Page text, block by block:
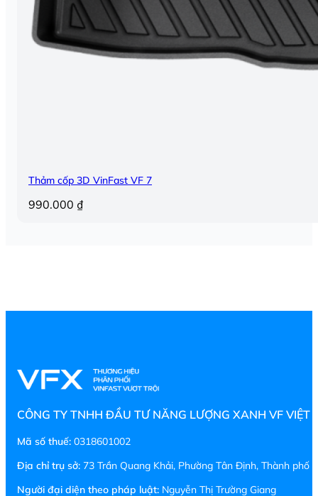
Thảm cốp 3D VinFast VF 7
990.000 ₫
CÔNG TY TNHH ĐẦU TƯ NĂNG LƯỢNG XANH VF VIỆT
Mã số thuế: 0318601002
Địa chỉ trụ sở: 73 Trần Quang Khải, Phường Tân Định, Thành phố
Người đại diện theo pháp luật: Nguyễn Thị Trường Giang